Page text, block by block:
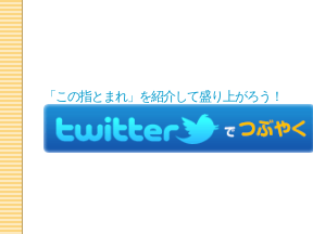
「この指とまれ」を紹介して盛り上がろう！